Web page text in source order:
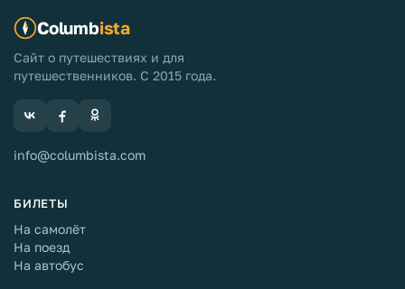
Columbista
Сайт о путешествиях и для
путешественников. С 2015 года.
info@columbista.com
БИЛЕТЫ
На самолёт
На поезд
На автобус